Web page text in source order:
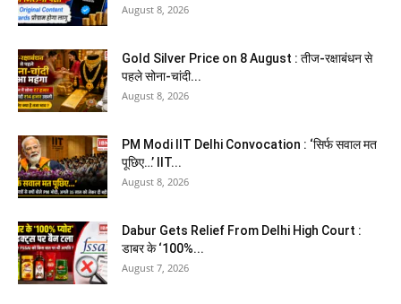
August 8, 2026
Gold Silver Price on 8 August : तीज-रक्षाबंधन से
पहले सोना-चांदी...
August 8, 2026
PM Modi IIT Delhi Convocation : ‘सिर्फ सवाल मत
पूछिए…’ IIT...
August 8, 2026
Dabur Gets Relief From Delhi High Court :
डाबर के ‘100%...
August 7, 2026